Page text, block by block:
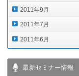
2011年9月
2011年7月
2011年6月
最新セミナー情報